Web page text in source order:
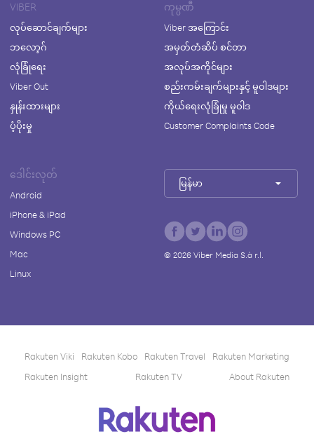
VIBER
လုပ်ဆောင်ချက်များ
ဘလော့ဂ်
လုံခြုံရေး
Viber Out
နှုန်းထားများ
ပံ့ပိုးမှု
ကုမ္ပဏီ
Viber အကြောင်း
အမှတ်တံဆိပ် စင်တာ
အလုပ်အကိုင်များ
စည်းကမ်းချက်များနှင့် မူဝါဒများ
ကိုယ်ရေးလုံခြုံမှု မူဝါဒ
Customer Complaints Code
ဒေါင်းလုတ်
Android
iPhone & iPad
Windows PC
Mac
Linux
မြန်မာ
© 2026Viber Media S.à r.l.
Rakuten Viki Rakuten Kobo Rakuten Travel
Rakuten Marketing
Rakuten Insight
Rakuten TV About Rakuten